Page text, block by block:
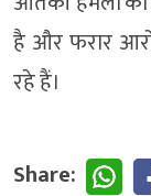
है और फरार
रहे हैं।
Share: